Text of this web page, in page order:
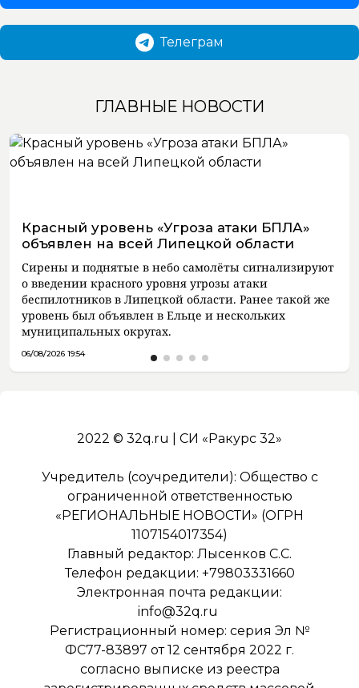
Телеграм
ГЛАВНЫЕ НОВОСТИ
Красный уровень «Угроза атаки БПЛА»
объявлен на всей Липецкой области
Сирены и поднятые в небо самолёты сигнализируют
о введении красного уровня угрозы атаки
беспилотников в Липецкой области. Ранее такой же
уровень был объявлен в Ельце и нескольких
муниципальных округах.
06/08/2026 19:54
2022 © 32q.ru | СИ «Ракурс 32»
Учредитель (соучредители): Общество с
ограниченной ответственностью
«РЕГИОНАЛЬНЫЕ НОВОСТИ» (ОГРН
1107154017354)
Главный редактор: Лысенков С.С.
Телефон редакции: +79803331660
Электронная почта редакции:
info@32q.ru
Регистрационный номер: серия Эл №
ФС77-83897 от 12 сентября 2022 г.
согласно выписке из реестра